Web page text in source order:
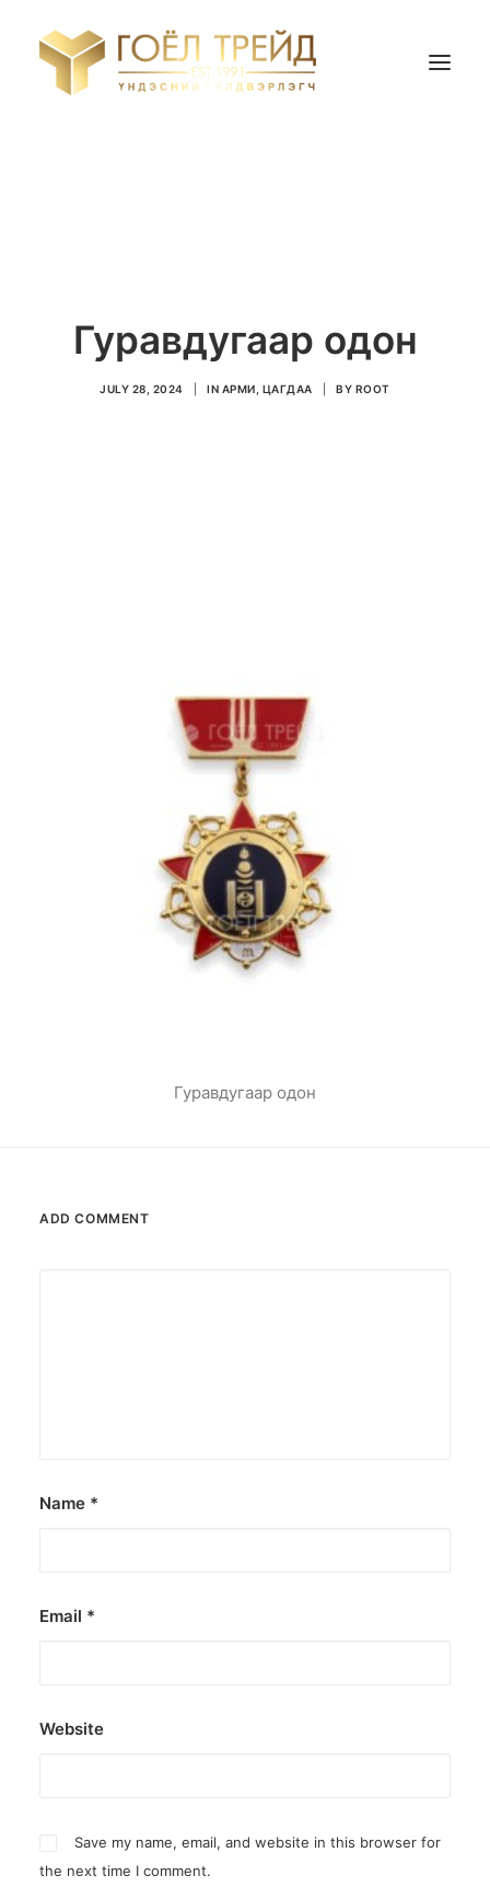
Search
Гуравдугаар одон
JULY 28, 2024 IN АРМИ, ЦАГДАА BY ROOT
Гуравдугаар одон
ADD COMMENT
Name *
Email *
Website
Save my name, email, and website in this browser for
the next time I comment.